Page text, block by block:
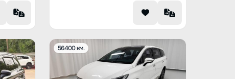
56400 км.